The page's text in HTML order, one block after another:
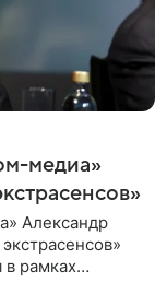
медиа»
Александр
рамках